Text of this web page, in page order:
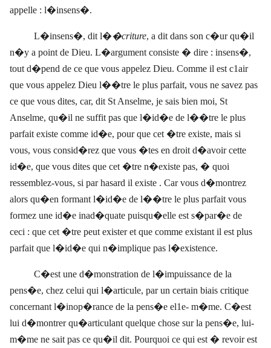
appelle : l�insens�.
L�insens�, dit l��criture, a dit dans son c�ur qu�il
n�y a point de Dieu. L�argument consiste � dire : insens�,
tout d�pend de ce que vous appelez Dieu. Comme il est c1air
que vous appelez Dieu l��tre le plus parfait, vous ne savez pas
ce que vous dites, car, dit St Anselme, je sais bien moi, St
Anselme, qu�il ne suffit pas que l�id�e de l��tre le plus
parfait existe comme id�e, pour que cet �tre existe, mais si
vous, vous consid�rez que vous �tes en droit d�avoir cette
id�e, que vous dites que cet �tre n�existe pas, � quoi
ressemblez-vous, si par hasard il existe . Car vous d�montrez
alors qu�en formant l�id�e de l��tre le plus parfait vous
formez une id�e inad�quate puisqu�elle est s�par�e de
ceci : que cet �tre peut exister et que comme existant il est plus
parfait que l�id�e qui n�implique pas l�existence.
C�est une d�monstration de l�impuissance de la
pens�e, chez celui qui l�articule, par un certain biais critique
concernant l�inop�rance de la pens�e el1e- m�me. C�est
lui d�montrer qu�articulant quelque chose sur la pens�e, lui-
m�me ne sait pas ce qu�il dit. Pourquoi ce qui est � revoir est